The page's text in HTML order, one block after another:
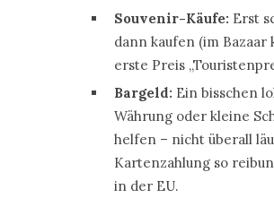
Souvenir-Käufe: Erst
dann kaufen (im Bazaar
erste Preis
Bargeld: Ein bisschen
Währung oder kleine
helfen – nicht überall
Kartenzahlung so
in der EU.